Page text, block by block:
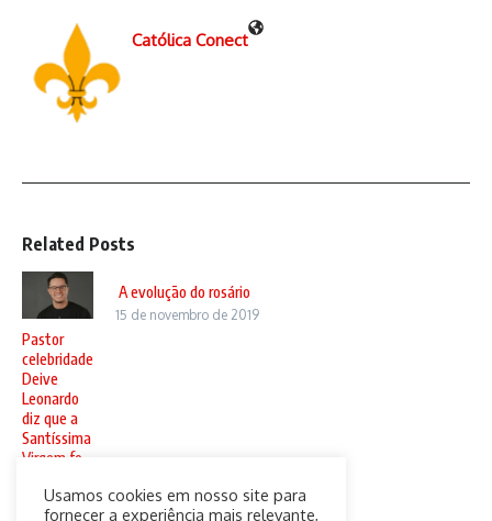
Católica Conect
Related Posts
Pastor
celebridade
Deive
Leonardo
diz que a
Santíssima
Virgem fo
1 de março
A evolução do rosário
15 de novembro de 2019
Usamos cookies em nosso site para
fornecer a experiência mais relevante,